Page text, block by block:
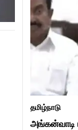
தமிழ்நாடு
அங்கன்வாடி